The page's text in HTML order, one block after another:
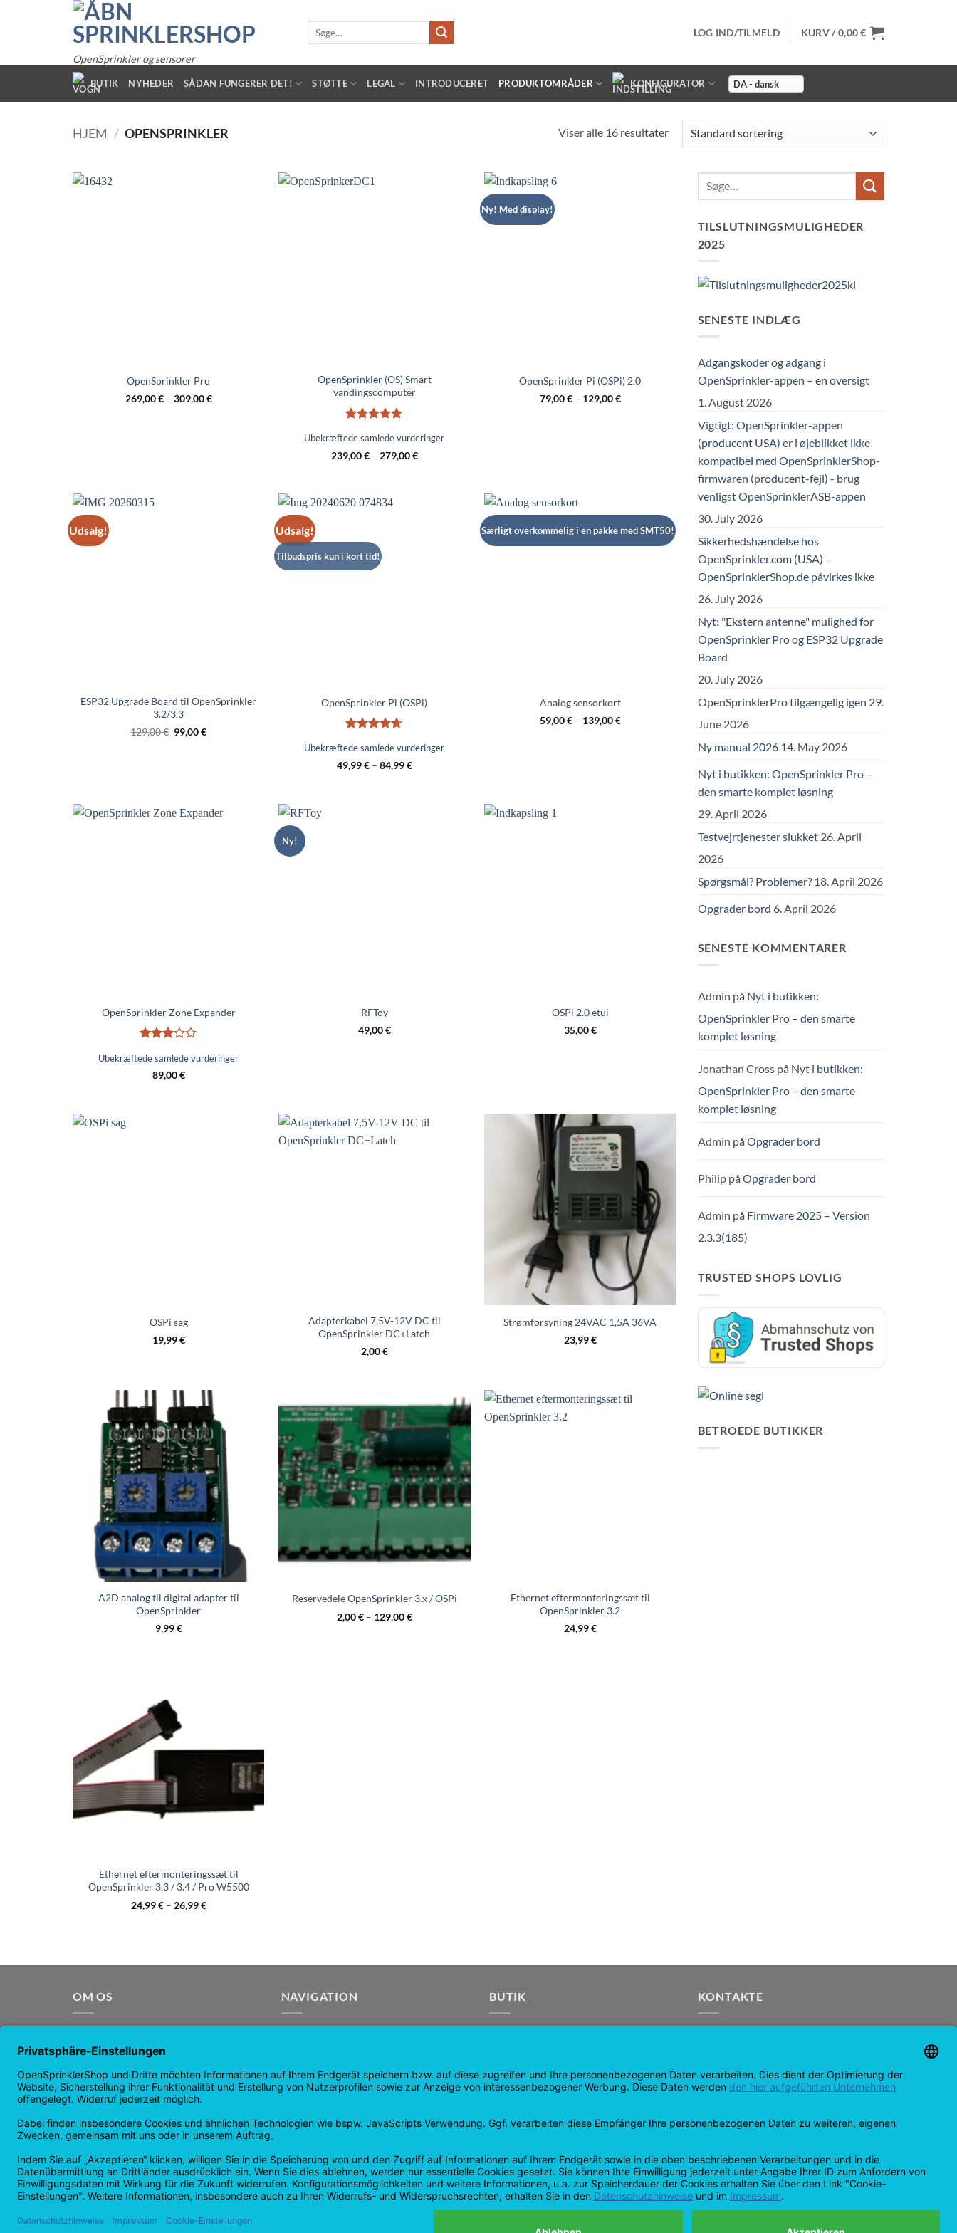
OpenSprinkler og sensorer
efter:
LOG IND/TILMELD KURV /0,00€
BUTIK NYHEDER SÅDAN FUNGERER DET! STØTTE LEGAL INTRODUCERET PRODUKTOMRÅDER KONFIGURATOR
HJEM / OPENSPRINKLER Viser alle 16 resultater
OpenSprinkler Pro
269,00€– 309,00€
OpenSprinkler (OS) Smart
vandingscomputer
ud af 5
Ubekræftede samlede vurderinger
239,00€– 279,00€
Ny! Med display!
OpenSprinkler Pi (OSPi) 2.0
79,00€– 129,00€
Udsalg!
ESP32 Upgrade Board til OpenSprinkler
3.2/3.3
129,00€ Oprindelig
pris
99,00€Nuværende
Udsalg!
Tilbudspris kun i kort tid!
OpenSprinkler Pi (OSPi)
4.67ud af
5
Ubekræftede samlede vurderinger
49,99€– 84,99€
Særligt overkommelig i en pakke med SMT50!
Analog sensorkort
59,00€– 139,00€
OpenSprinkler Zone Expander
3ud
af 5
Ubekræftede samlede vurderinger
89,00€
Ny!
RFToy
49,00€
OSPi 2.0 etui
35,00€
OSPi sag
19,99€
Adapterkabel 7,5V-12V DC til
OpenSprinkler DC+Latch
2,00€
Strømforsyning 24VAC 1,5A 36VA
23,99€
A2D analog til digital adapter til
OpenSprinkler
9,99€
Reservedele OpenSprinkler 3.x / OSPi
2,00€– 129,00€
Ethernet eftermonteringssæt til
OpenSprinkler 3.2
24,99€
Ethernet eftermonteringssæt til
OpenSprinkler 3.3 / 3.4 / Pro W5500
24,99€– 26,99€
TILSLUTNINGSMULIGHEDER
2025
SENESTE INDLÆG
Adgangskoder og adgang i
OpenSprinkler-appen – en oversigt
1. August 2026
Vigtigt: OpenSprinkler-appen
(producent USA) er i øjeblikket ikke
kompatibel med OpenSprinklerShop-
firmwaren (producent-fejl) - brug
venligst OpenSprinklerASB-appen
30. July 2026
Sikkerhedshændelse hos
OpenSprinkler.com (USA) –
OpenSprinklerShop.de påvirkes ikke
26. July 2026
Nyt: "Ekstern antenne" mulighed for
OpenSprinkler Pro og ESP32 Upgrade
Board
20. July 2026
OpenSprinklerPro tilgængelig igen 29.
June 2026
Ny manual 2026 14. May 2026
Nyt i butikken: OpenSprinkler Pro –
den smarte komplet løsning
29. April 2026
Testvejrtjenester slukket 26. April
2026
Spørgsmål? Problemer? 18. April 2026
Opgrader bord 6. April 2026
SENESTE KOMMENTARER
Admin på Nyt i butikken:
OpenSprinkler Pro – den smarte
komplet løsning
Jonathan Crosspå Nyt i butikken:
OpenSprinkler Pro – den smarte
komplet løsning
Admin på Opgrader bord
Philippå Opgrader bord
Admin på Firmware 2025 – Version
2.3.3(185)
TRUSTED SHOPS LOVLIG
BETROEDE BUTIKKER
OM OS
open source-vandingssystem. Brug
kraften fra OpenSource og
automatiser din kunstvanding!
NAVIGATION
nyheder
garanti
Privatlivspolitik
BUTIK
Tjek ud
Min konto
KONTAKTE
Kontakt side
Helpdesk
Google
PayPal EfterkravVisum MasterCardAmazon Bankoverførsel
KreditkortIdeel
Apple
Bancontact
Copyright 2026 ©Checkbox IT GmbH
Alle priser er inkl. moms.